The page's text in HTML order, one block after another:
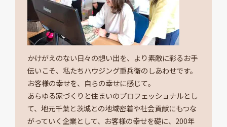
かけがえのない日々の想い出を、より素敵に彩るお手
伝いこそ、私たちハウジング重兵衛のしあわせです。
お客様の幸せを、自らの幸せに感じて。
あらゆる家づくりと住まいのプロフェッショナルとし
て、地元千葉と茨城との地域密着や社会貢献にもつな
がっていく企業として、お客様の幸せを礎に、200年